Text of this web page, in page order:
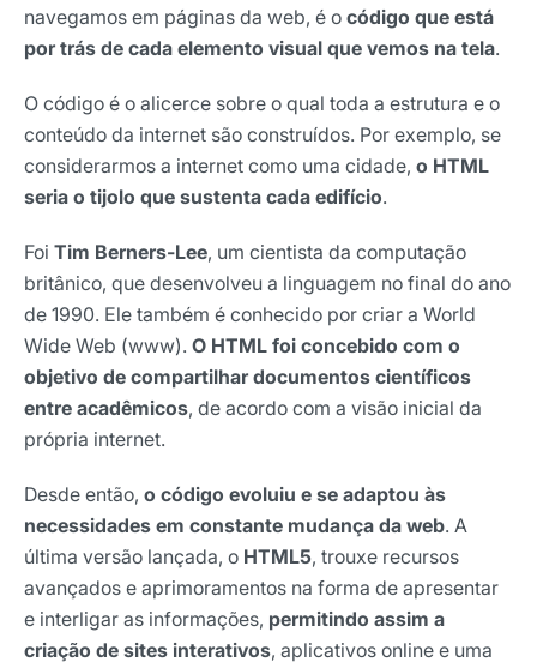
navegamos em páginas da web, é o código que está
por trás de cada elemento visual que vemos na tela.
O código é o alicerce sobre o qual toda a estrutura e o
conteúdo da internet são construídos. Por exemplo, se
considerarmos a internet como uma cidade, o HTML
seria o tijolo que sustenta cada edifício.
Foi Tim Berners-Lee, um cientista da computação
britânico, que desenvolveu a linguagem no final do ano
de 1990. Ele também é conhecido por criar a World
Wide Web (www). O HTML foi concebido com o
objetivo de compartilhar documentos científicos
entre acadêmicos, de acordo com a visão inicial da
própria internet.
Desde então, o código evoluiu e se adaptou às
necessidades em constante mudança da web. A
última versão lançada, o HTML5, trouxe recursos
avançados e aprimoramentos na forma de apresentar
e interligar as informações, permitindo assim a
criação de sites interativos, aplicativos online e uma